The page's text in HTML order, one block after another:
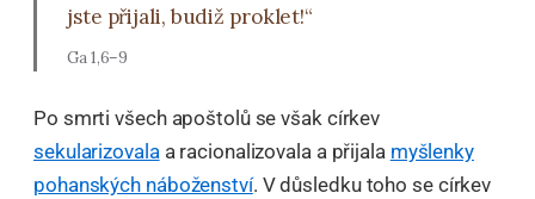
jste přijali, budiž proklet!“
Ga 1,6–9
Po smrti všech apoštolů se však církev
sekularizovalaa racionalizovala a přijala myšlenky
pohanských náboženství. V důsledku toho se církev